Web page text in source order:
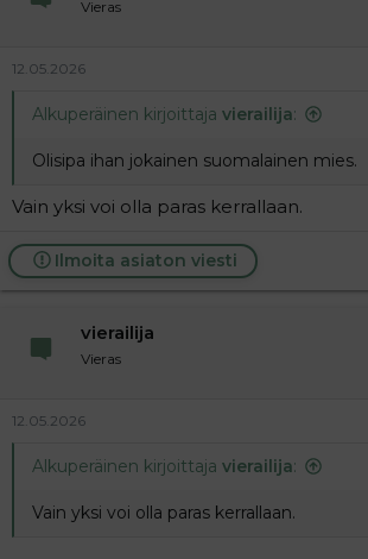
Vieras
12.05.2026
Alkuperäinen kirjoittaja vierailija:
Olisipa ihan jokainen suomalainen mies.
Vain yksi voi olla paras kerrallaan.
Ilmoita asiaton viesti
vierailija
Vieras
12.05.2026
Alkuperäinen kirjoittaja vierailija:
Vain yksi voi olla paras kerrallaan.